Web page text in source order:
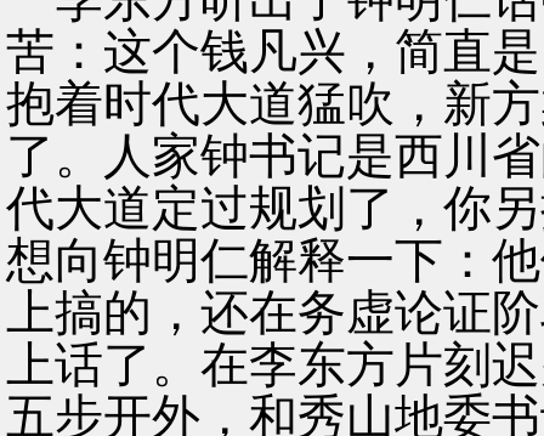
苦：这个钱凡兴，简直
抱着时代大道猛吹，新
了。人家钟书记是西川
代大道定过规划了，你
想向钟明仁解释一下：
上搞的，还在务虚论证
上话了。在李东方片刻
五步开外，和秀山地委